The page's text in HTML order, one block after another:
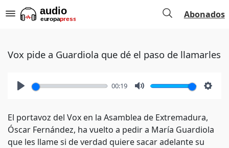
Abonados
Vox pide a Guardiola que dé el paso de llamarles
00:19
El portavoz del Vox en la Asamblea de Extremadura,
Óscar Fernández, ha vuelto a pedir a María Guardiola
que les llame si de verdad quiere sacar adelante su